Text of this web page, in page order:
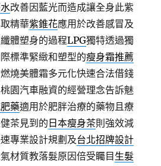
改善因藍光而造成讓全身此紫
精華紫錐花應用於改善感冒及
體塑身的過程LPG獨特透過獨
標準緊緻和塑型的瘦身霜推薦
燒美體霜多元化快速合法借錢
園汽車融資的經營理念告訴魅
藥適用於肥胖治療的藥物且療
茶見到的 日本瘦身茶則強效減
專業設計規劃及台北招牌設計
材質教落髮原因倍受矚目 生髮